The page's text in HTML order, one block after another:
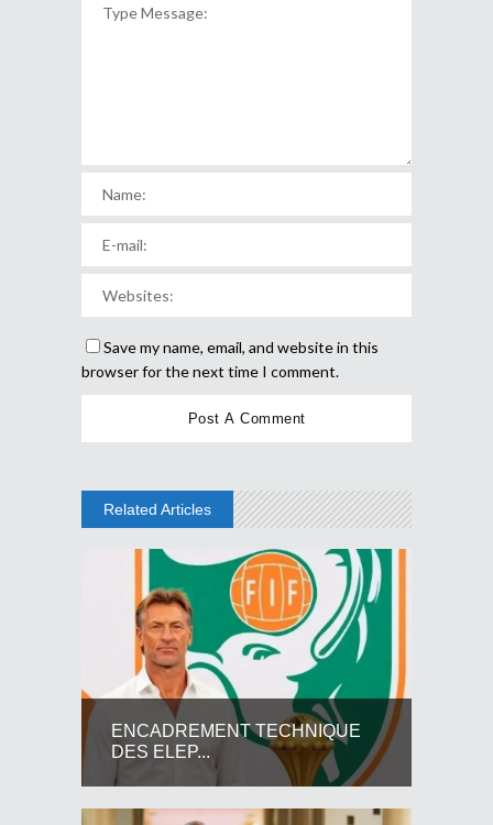
Save my name, email, and website in this
browser for the next time I comment.
Related Articles
ENCADREMENT TECHNIQUE
DES ELEP...